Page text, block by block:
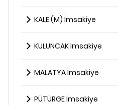
KALE (M) İmsakiye
KULUNCAK İmsakiye
MALATYA İmsakiye
PÜTÜRGE İmsakiye